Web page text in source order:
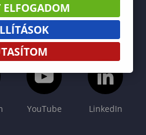
YouTube LinkedIn